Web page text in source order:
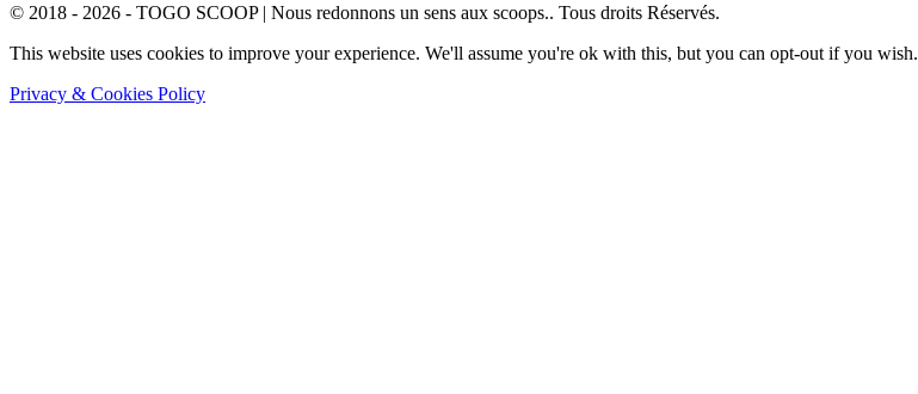
© 2018 - 2026 - TOGO SCOOP | Nous redonnons un sens aux scoops.. Tous droits Réservés.
This website uses cookies to improve your experience. We'll assume you're ok with this, but you can opt-out if you wish.
Privacy & Cookies Policy